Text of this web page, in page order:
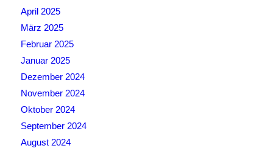
April 2025
März 2025
Februar 2025
Januar 2025
Dezember 2024
November 2024
Oktober 2024
September 2024
August 2024